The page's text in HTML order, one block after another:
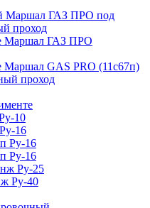
Маршал ГАЗ ПРО под
проход
Маршал ГАЗ ПРО
GAS PRO (11с67п)
проход
10
16
Ру-16
Ру-16
Ру-25
Ру-40